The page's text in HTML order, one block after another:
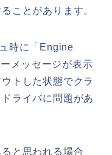
ことがあります。
時に「Engine
メッセージが表示
トした状態でクラ
ライバに問題があ
と思われる場合